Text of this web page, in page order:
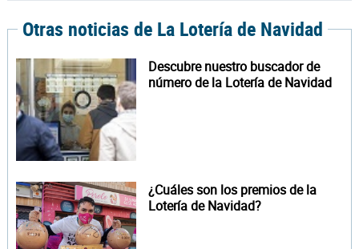
Otras noticias de La Lotería de Navidad
Descubre nuestro buscador de
número de la Lotería de Navidad
¿Cuáles son los premios de la
Lotería de Navidad?